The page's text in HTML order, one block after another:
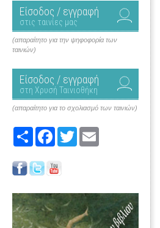
Είσοδος / εγγραφή
στις ταινίες μας
(απαραίτητο για την ψηφοφορία των
ταινιών)
Είσοδος / εγγραφή
στη Χρυσή Ταινιοθήκη
(απαραίτητο για το σχολιασμό των ταινιών)
Share FacebookTwitter